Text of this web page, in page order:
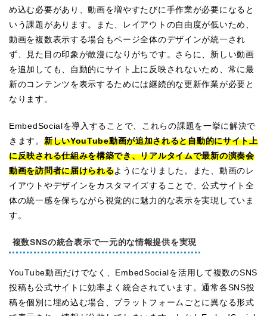
め込む必要があり、動画を増やすたびに手作業が必要になると
いう課題があります。また、レイアウトの自由度が低いため、
動画を複数表示する場合もページ全体のデザインが統一され
ず、見た目の印象が散漫になりがちです。さらに、新しい動画
を追加しても、自動的にサイト上に反映されないため、常に最
新のコンテンツを表示するためには継続的な更新作業が必要と
なります。
EmbedSocialを導入することで、これらの課題を一挙に解決で
きます。 新しいYouTube動画が追加されると自動的にサイト上
に反映される仕組みを構築でき、リアルタイムで最新の演奏会
動画を訪問者に届けられるようになりました。また、動画のレ
イアウトやデザインをカスタマイズすることで、公式サイト全
体の統一感を保ちながら視覚的に魅力的な表示を実現していま
す。
複数SNSの統合表示で一元的な情報提供を実現
YouTube動画だけでなく、EmbedSocialを活用して複数のSNS
投稿も公式サイトに効率よく統合されています。通常各SNS投
稿を個別に埋め込む場合、プラットフォームごとに異なる形式